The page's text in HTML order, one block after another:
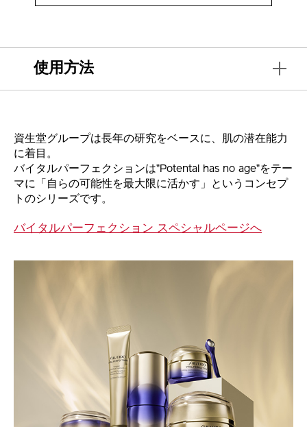
使用方法
資生堂グループは長年の研究をベースに、肌の潜在能力
に着目。
バイタルパーフェクションは”Potental has no age”をテー
マに「自らの可能性を最大限に活かす」というコンセプ
トのシリーズです。
バイタルパーフェクション スペシャルページへ